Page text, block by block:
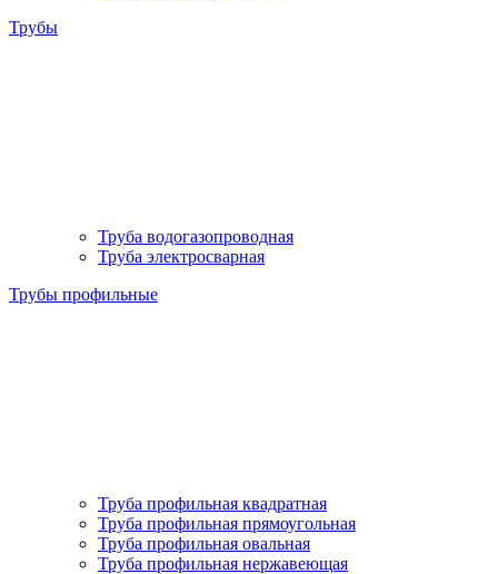
Трубы
Труба водогазопроводная
Труба электросварная
Трубы профильные
Труба профильная квадратная
Труба профильная прямоугольная
Труба профильная овальная
Труба профильная нержавеющая